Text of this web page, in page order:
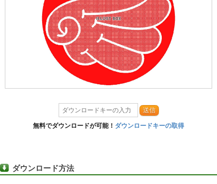
送信
無料でダウンロードが可能！ ダウンロードキーの取得
ダウンロード方法